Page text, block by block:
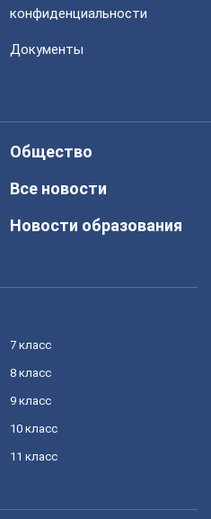
конфиденциальности
Документы
Общество
Все новости
Новости образования
7 класс
8 класс
9 класс
10 класс
11 класс